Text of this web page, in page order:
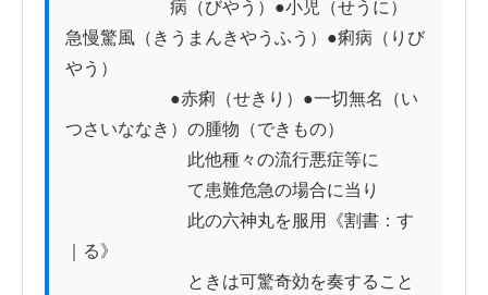
病（びやう）●小児（せうに）
急慢驚風（きうまんきやうふう）●痢病（りび
やう）
●赤痢（せきり）●一切無名（い
つさいななき）の腫物（できもの）
此他種々の流行悪症等に
て患難危急の場合に当り
此の六神丸を服用《割書：す
｜る》
ときは可驚奇効を奏すること